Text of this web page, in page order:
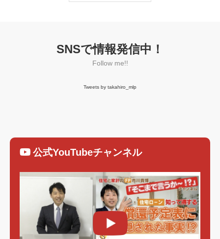
SNSで情報発信中！
Follow me!!
Tweets by takahiro_mlp
公式YouTubeチャンネル